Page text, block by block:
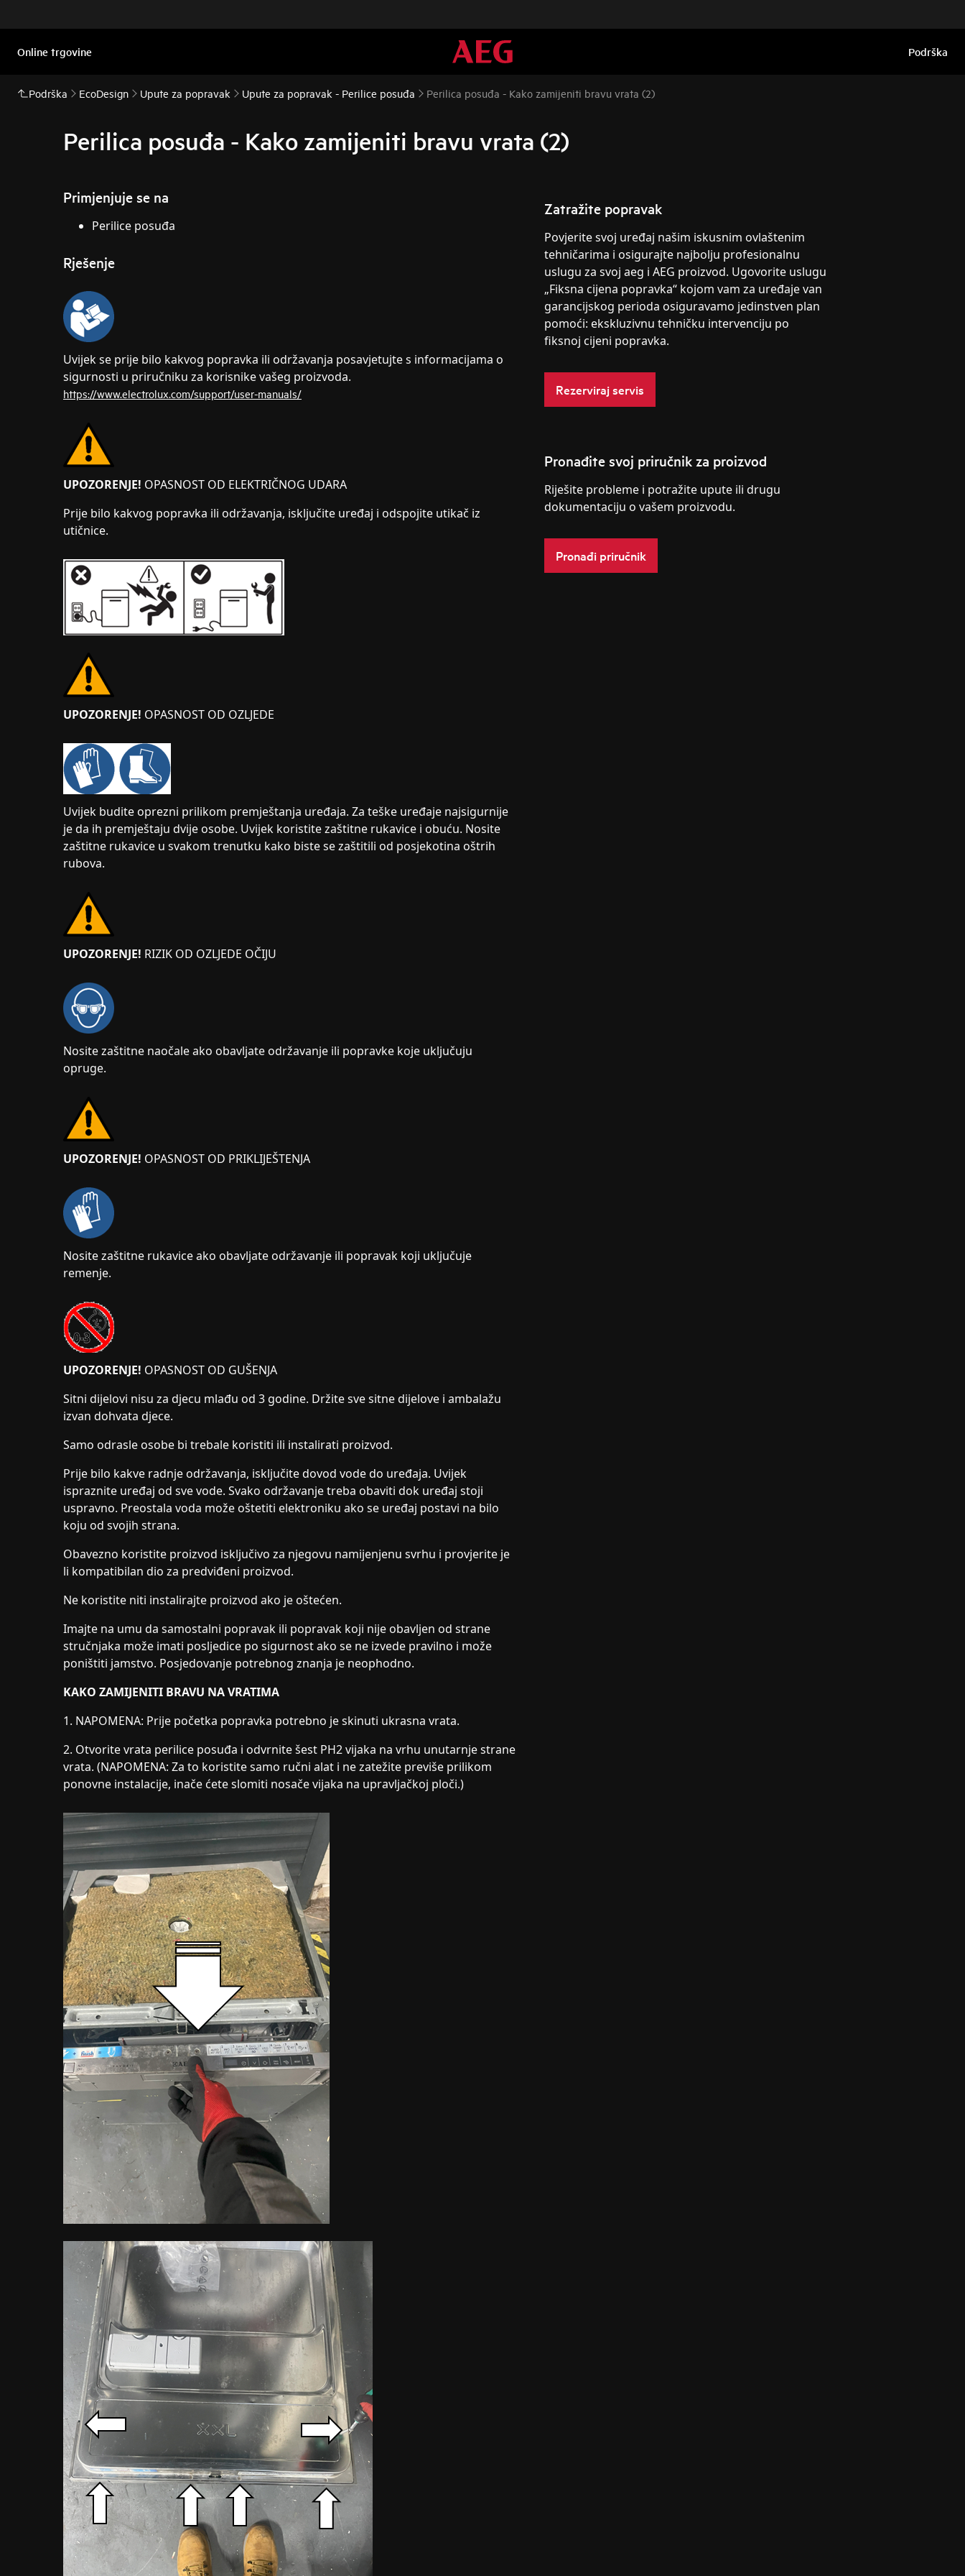
Online trgovine Podrška
Podrška EcoDesign Upute za popravak Upute za popravak - Perilice posuđa Perilica posuđa - Kako zamijeniti bravu vrata (2)
Perilica posuđa - Kako zamijeniti bravu vrata (2)
Primjenjuje se na
Perilice posuđa
Rješenje
Uvijek se prije bilo kakvog popravka ili održavanja posavjetujte s informacijama o
sigurnosti u priručniku za korisnike vašeg proizvoda.
https://www.electrolux.com/support/user-manuals/
UPOZORENJE! OPASNOST OD ELEKTRIČNOG UDARA
Prije bilo kakvog popravka ili održavanja, isključite uređaj i odspojite utikač iz
utičnice.
UPOZORENJE! OPASNOST OD OZLJEDE
Uvijek budite oprezni prilikom premještanja uređaja. Za teške uređaje najsigurnije
je da ih premještaju dvije osobe. Uvijek koristite zaštitne rukavice i obuću. Nosite
zaštitne rukavice u svakom trenutku kako biste se zaštitili od posjekotina oštrih
rubova.
UPOZORENJE! RIZIK OD OZLJEDE OČIJU
Nosite zaštitne naočale ako obavljate održavanje ili popravke koje uključuju
opruge.
UPOZORENJE! OPASNOST OD PRIKLIJEŠTENJA
Nosite zaštitne rukavice ako obavljate održavanje ili popravak koji uključuje
remenje.
UPOZORENJE! OPASNOST OD GUŠENJA
Sitni dijelovi nisu za djecu mlađu od 3 godine. Držite sve sitne dijelove i ambalažu
izvan dohvata djece.
Samo odrasle osobe bi trebale koristiti ili instalirati proizvod.
Prije bilo kakve radnje održavanja, isključite dovod vode do uređaja. Uvijek
ispraznite uređaj od sve vode. Svako održavanje treba obaviti dok uređaj stoji
uspravno. Preostala voda može oštetiti elektroniku ako se uređaj postavi na bilo
koju od svojih strana.
Obavezno koristite proizvod isključivo za njegovu namijenjenu svrhu i provjerite je
li kompatibilan dio za predviđeni proizvod.
Ne koristite niti instalirajte proizvod ako je oštećen.
Imajte na umu da samostalni popravak ili popravak koji nije obavljen od strane
stručnjaka može imati posljedice po sigurnost ako se ne izvede pravilno i može
poništiti jamstvo. Posjedovanje potrebnog znanja je neophodno.
KAKO ZAMIJENITI BRAVU NA VRATIMA
1. NAPOMENA: Prije početka popravka potrebno je skinuti ukrasna vrata.
2. Otvorite vrata perilice posuđa i odvrnite šest PH2 vijaka na vrhu unutarnje strane
vrata. (NAPOMENA: Za to koristite samo ručni alat i ne zatežite previše prilikom
ponovne instalacije, inače ćete slomiti nosače vijaka na upravljačkoj ploči.)
Zatražite popravak
Povjerite svoj uređaj našim iskusnim ovlaštenim
tehničarima i osigurajte najbolju profesionalnu
uslugu za svoj aeg i AEG proizvod. Ugovorite uslugu
„Fiksna cijena popravka“ kojom vam za uređaje van
garancijskog perioda osiguravamo jedinstven plan
pomoći: ekskluzivnu tehničku intervenciju po
fiksnoj cijeni popravka.
Rezerviraj servis
Pronađite svoj priručnik za proizvod
Riješite probleme i potražite upute ili drugu
dokumentaciju o vašem proizvodu.
Pronađi priručnik